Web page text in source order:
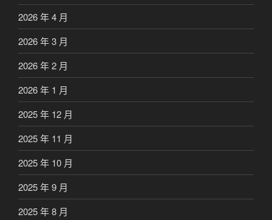
2026 年 4 月
2026 年 3 月
2026 年 2 月
2026 年 1 月
2025 年 12 月
2025 年 11 月
2025 年 10 月
2025 年 9 月
2025 年 8 月